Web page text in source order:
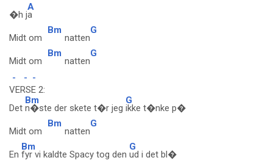
�h j
A
a
Midt om
Bm
natten
G
Midt om
Bm
natten
G
- - -
VERSE 2:
Det
Bm
n�ste der skete t�r jeg
G
ikke t�nke p�
Midt om
Bm
natten
G
En
Bm
fyr vi kaldte Spacy tog den
G
ud i det bl�